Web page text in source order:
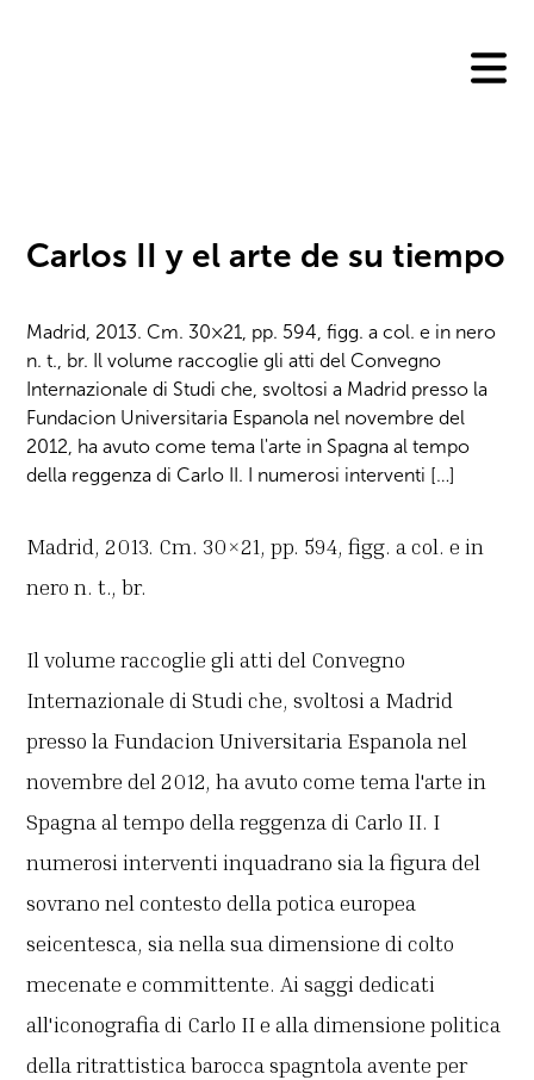
Carlos II y el arte de su tiempo
Madrid, 2013. Cm. 30×21, pp. 594, figg. a col. e in nero
n. t., br. Il volume raccoglie gli atti del Convegno
Internazionale di Studi che, svoltosi a Madrid presso la
Fundacion Universitaria Espanola nel novembre del
2012, ha avuto come tema l'arte in Spagna al tempo
della reggenza di Carlo II. I numerosi interventi […]
Madrid, 2013. Cm. 30×21, pp. 594, figg. a col. e in
nero n. t., br.
Il volume raccoglie gli atti del Convegno
Internazionale di Studi che, svoltosi a Madrid
presso la Fundacion Universitaria Espanola nel
novembre del 2012, ha avuto come tema l'arte in
Spagna al tempo della reggenza di Carlo II. I
numerosi interventi inquadrano sia la figura del
sovrano nel contesto della potica europea
seicentesca, sia nella sua dimensione di colto
mecenate e committente. Ai saggi dedicati
all'iconografia di Carlo II e alla dimensione politica
della ritrattistica barocca spagntola avente per